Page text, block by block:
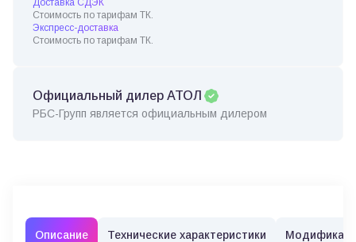
Доставка СДЭК
Стоимость по тарифам ТК.
Экспресс-доставка
Стоимость по тарифам ТК.
Официальный дилер АТОЛ
РБС-Групп является официальным дилером
Описание Технические характеристики